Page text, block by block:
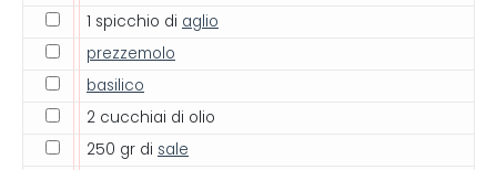
1 spicchio di aglio
prezzemolo
basilico
2 cucchiai di olio
250 gr di sale